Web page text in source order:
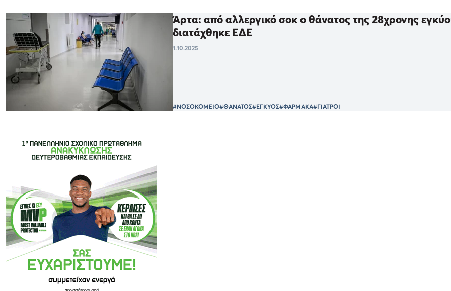
Άρτα: από αλλεργικό σοκ ο θάνατος της 28χρονης
διατάχθηκε ΕΔΕ
1.10.2025
#ΝΟΣΟΚΟΜΕΙΟ#ΘΑΝΑΤΟΣ#ΕΓΚΥΟΣ#ΦΑΡΜΑΚΑ#ΓΙΑΤΡΟΙ